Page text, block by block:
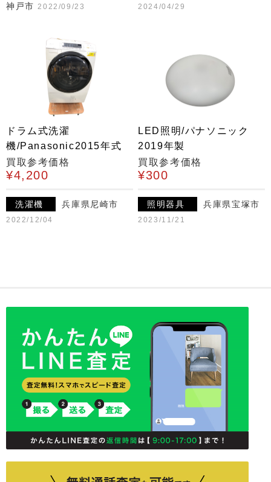
神戸市 2022/09/23 2024/04/29
ドラム式洗濯
機/Panasonic2015年式
買取参考価格
¥4,200
洗濯機 兵庫県尼崎市
2022/12/04
LED照明/パナソニック
2019年製
買取参考価格
¥300
照明器具 兵庫県宝塚市
2023/11/21